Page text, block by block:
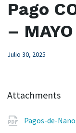
Pago
–
Julio 30, 2025
Attachments
Pagos-de-